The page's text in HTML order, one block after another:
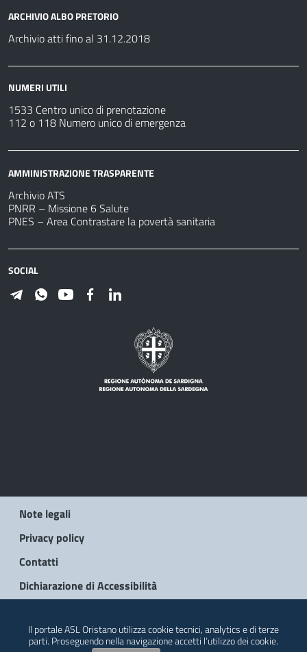
ARCHIVIO ALBO PRETORIO
Archivio atti fino al 31.12.2018
NUMERI UTILI
1533 Centro unico di prenotazione
112 o 118 Numero unico di emergenza
AMMINISTRAZIONE TRASPARENTE
Archivio ATS
PNRR – Missione 6 Salute
PNES – Area Contrastare la povertà sanitaria
SOCIAL
Note legali
Privacy policy
Contatti
Dichiarazione di Accessibilità
Il portale ASL Oristano utilizza cookie tecnici, analytics e di terze
parti. Proseguendo nella navigazione accetti l’utilizzo dei cookie.